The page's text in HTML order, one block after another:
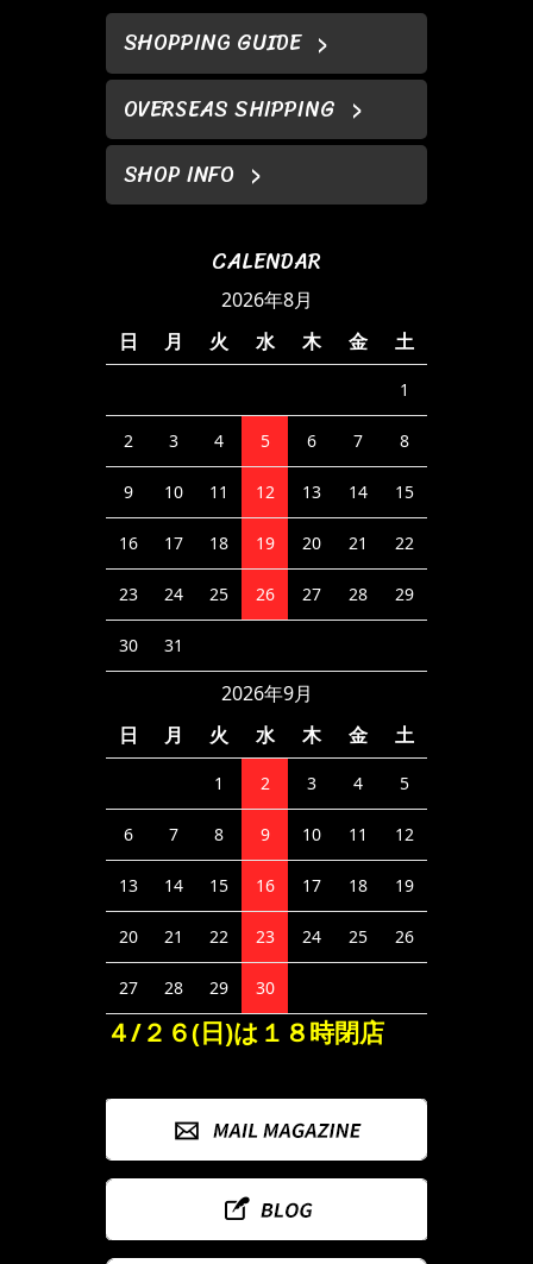
SHOPPING GUIDE
OVERSEAS SHIPPING
SHOP INFO
CALENDAR
2026年8月
日
月 火 水 木 金 土
1
2 3 4 5 6 7 8
9 10 11 12 13 14 15
16 17 18 19 20 21 22
23 24 25 26 27 28 29
30 31
2026年9月
日
月 火 水 木 金 土
1 2 3 4 5
6 7 8 9 10 11 12
13 14 15 16 17 18 19
20 21 22 23 24 25 26
27 28 29 30
４/２６(日)は１８時閉店